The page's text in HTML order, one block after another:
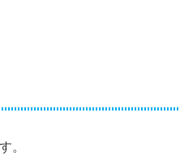
。